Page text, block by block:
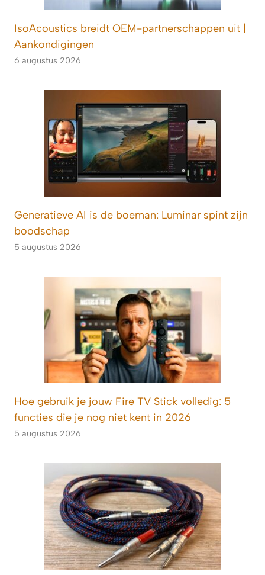
IsoAcoustics breidt OEM-partnerschappen uit |
Aankondigingen
6 augustus 2026
Generatieve AI is de boeman: Luminar spint zijn
boodschap
5 augustus 2026
Hoe gebruik je jouw Fire TV Stick volledig: 5
functies die je nog niet kent in 2026
5 augustus 2026